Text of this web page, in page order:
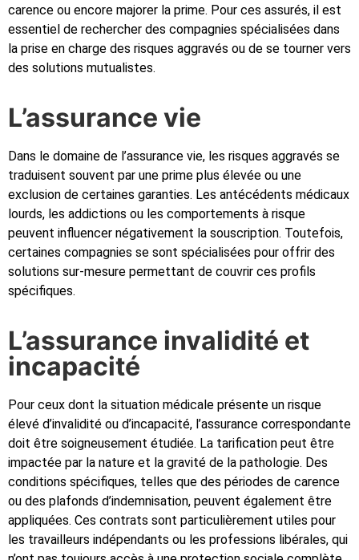
carence ou encore majorer la prime. Pour ces assurés, il est
essentiel de rechercher des compagnies spécialisées dans
la prise en charge des risques aggravés ou de se tourner vers
des solutions mutualistes.
L’assurance vie
Dans le domaine de l’assurance vie, les risques aggravés se
traduisent souvent par une prime plus élevée ou une
exclusion de certaines garanties. Les antécédents médicaux
lourds, les addictions ou les comportements à risque
peuvent influencer négativement la souscription. Toutefois,
certaines compagnies se sont spécialisées pour offrir des
solutions sur-mesure permettant de couvrir ces profils
spécifiques.
L’assurance invalidité et
incapacité
Pour ceux dont la situation médicale présente un risque
élevé d’invalidité ou d’incapacité, l’assurance correspondante
doit être soigneusement étudiée. La tarification peut être
impactée par la nature et la gravité de la pathologie. Des
conditions spécifiques, telles que des périodes de carence
ou des plafonds d’indemnisation, peuvent également être
appliquées. Ces contrats sont particulièrement utiles pour
les travailleurs indépendants ou les professions libérales, qui